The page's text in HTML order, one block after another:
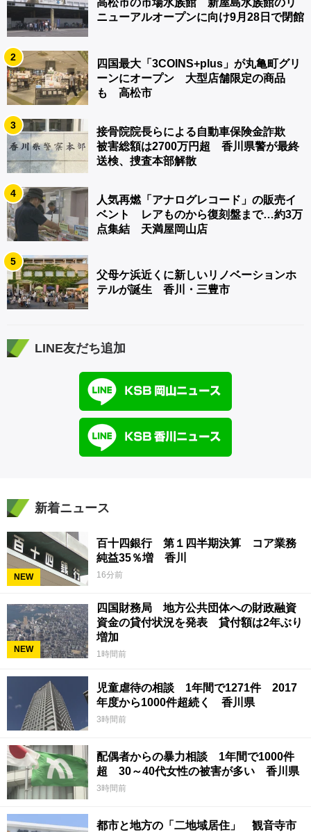
高松市の市場水族館 新屋島水族館のリ
ニューアルオープンに向け9月28日で閉館
2
四国最大「3COINS+plus」が丸亀町グリ
ーンにオープン 大型店舗限定の商品
も 高松市
3
接骨院院長らによる自動車保険金詐欺
被害総額は2700万円超 香川県警が最終
送検、捜査本部解散
4
人気再燃「アナログレコード」の販売イ
ベント レアものから復刻盤まで…約3万
点集結 天満屋岡山店
5
父母ケ浜近くに新しいリノベーションホ
テルが誕生 香川・三豊市
LINE友だち追加
新着ニュース
NEW
百十四銀行 第１四半期決算 コア業務
純益35％増 香川
16分前
NEW
四国財務局 地方公共団体への財政融資
資金の貸付状況を発表 貸付額は2年ぶり
増加
1時間前
児童虐待の相談 1年間で1271件 2017
年度から1000件超続く 香川県
3時間前
配偶者からの暴力相談 1年間で1000件
超 30～40代女性の被害が多い 香川県
3時間前
都市と地方の「二地域居住」 観音寺市